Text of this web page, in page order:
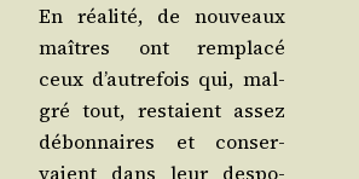
En réa­li­té, de nou­veaux
maîtres ont rem­pla­cé
ceux d’au­tre­fois qui, mal­
gré tout, res­taient assez
débon­naires et conser­
vaient dans leur des­po­